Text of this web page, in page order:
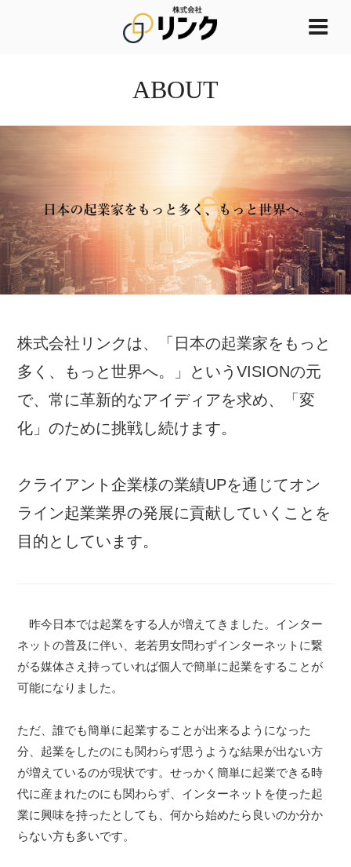
株式会社リン
日本の起業家をもっと多
ABOUT
株式会社リンクは、「日本の起業家をもっと
多く、もっと世界へ。」というVISIONの元
で、常に革新的なアイディアを求め、「変
化」のために挑戦し続けます。
クライアント企業様の業績UPを通じてオン
ライン起業業界の発展に貢献していくことを
目的としています。
昨今日本では起業をする人が増えてきました。インター
ネットの普及に伴い、老若男女問わずインターネットに繋
がる媒体さえ持っていれば個人で簡単に起業をすることが
可能になりました。
ただ、誰でも簡単に起業することが出来るようになった
分、起業をしたのにも関わらず思うような結果が出ない方
が増えているのが現状です。せっかく簡単に起業できる時
代に産まれたのにも関わらず、インターネットを使った起
業に興味を持ったとしても、何から始めたら良いのか分か
らない方も多いです。